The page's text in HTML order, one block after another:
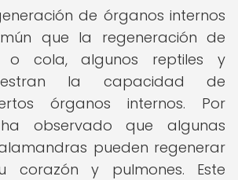
de órganos internos
que la regeneración de
o cola, algunos reptiles y
la capacidad de
órganos internos. Por
observado que algunas
pueden regenerar
corazón y pulmones. Este